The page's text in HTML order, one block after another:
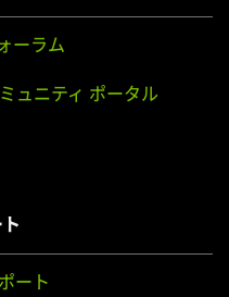
ーラム
ュニティ ポータル
ート